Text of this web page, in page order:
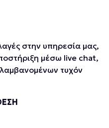
στην υπηρεσία μας,
μέσω live chat,
τυχόν